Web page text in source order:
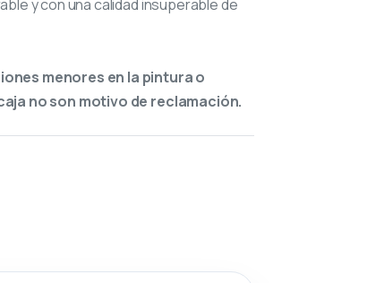
y con una calidad insuperable de
menores en la pintura o
no son motivo de reclamación.